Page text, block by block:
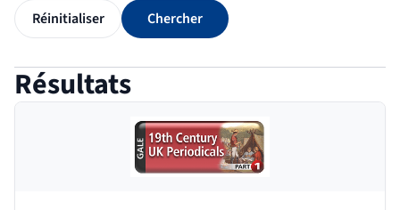
Réinitialiser Chercher
Résultats
des résultats de recherche